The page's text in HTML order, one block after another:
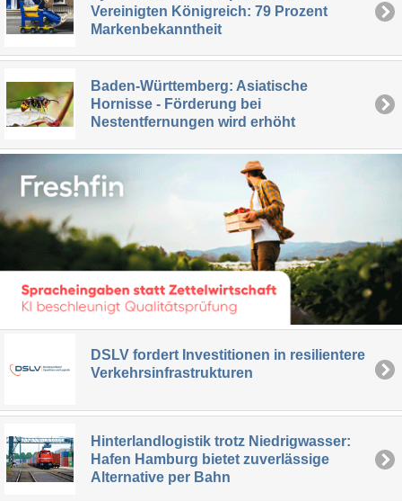
Vereinigten Königreich: 79 Prozent
Markenbekanntheit
Baden-Württemberg: Asiatische
Hornisse - Förderung bei
Nestentfernungen wird erhöht
DSLV fordert Investitionen in resilientere
Verkehrsinfrastrukturen
Hinterlandlogistik trotz Niedrigwasser:
Hafen Hamburg bietet zuverlässige
Alternative per Bahn